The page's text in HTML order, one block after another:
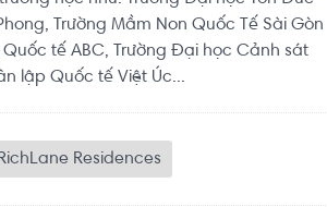
Trường Mầm Non Quốc Tế Sài Gòn
Quốc tế ABC, Trường Đại học Cảnh sát
lập Quốc tế Việt Úc...
Residences